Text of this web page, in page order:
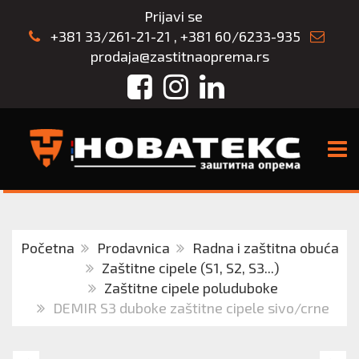
Prijavi se
+381 33/261-21-21 , +381 60/6233-935
prodaja@zastitnaoprema.rs
FacebookInstagram
LinkedIn
Početna Prodavnica
Radna i zaštitna obuća
Zaštitne cipele (S1, S2, S3...)
Zaštitne cipele poluduboke
DEMIR S3 duboke zaštitne cipele sivo/crne